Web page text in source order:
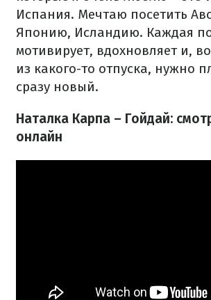
Испания. Мечтаю посетить
Японию, Исландию. Каждая
мотивирует, вдохновляет и,
из какого-то отпуска, нужно
сразу новый.
Наталка Карпа – Гойдай:
онлайн